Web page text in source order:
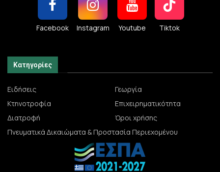
Facebook Instagram Youtube Tiktok
Κατηγορίες
Ειδήσεις
Γεωργία
Κτηνοτροφία
Επιχειρηματικότητα
Διατροφή
Όροι χρήσης
Πνευματικά Δικαιώματα & Προστασία Περιεχομένου